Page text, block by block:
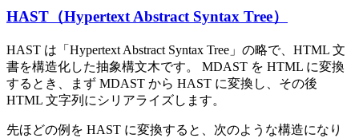
HAST（Hypertext Abstract Syntax Tree）
HAST は「Hypertext Abstract Syntax Tree」の略で、HTML 文
書を構造化した抽象構文木です。 MDAST を HTML に変換
するとき、まず MDAST から HAST に変換し、その後
HTML 文字列にシリアライズします。
先ほどの例を HAST に変換すると、次のような構造になり